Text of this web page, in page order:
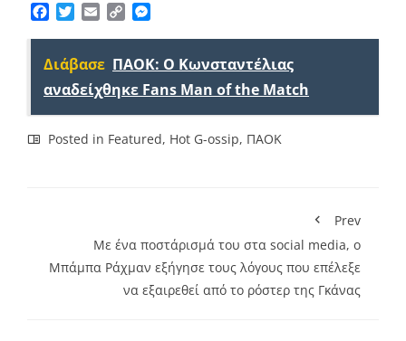
Facebook
TwitterEmailCopy
Διάβασε ΠΑΟΚ: Ο Κωνσταντέλιας
αναδείχθηκε Fans Man of the Match
Posted in Featured, Hot G-ossip, ΠΑΟΚ
Prev
Με ένα ποστάρισμά του στα social media, ο
Μπάμπα Ράχμαν εξήγησε τους λόγους που επέλεξε
να εξαιρεθεί από το ρόστερ της Γκάνας